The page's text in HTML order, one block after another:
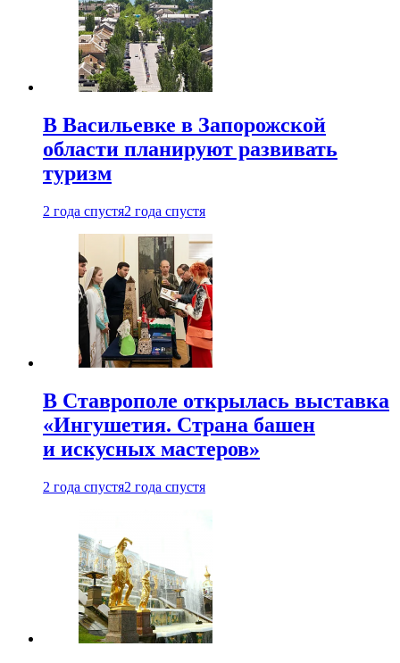
В Васильевке в Запорожской
области планируют развивать
туризм
2 года спустя2 года спустя
В Ставрополе открылась выставка
«Ингушетия. Страна башен
и искусных мастеров»
2 года спустя2 года спустя